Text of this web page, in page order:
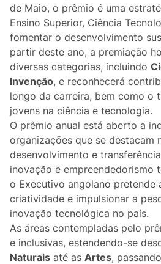
Indústria
Auto
Agricultura
Vozes Pontuais
Lifestyle
Casa
Fama
Figuras
Orgulho ou Vergonha?
de Maio, o prêmio é uma
Ensino Superior, Ciência
fomentar o desenvolvimento
partir deste ano, a premiação
diversas categorias, incluindo
Invenção, e reconhecerá
longo da carreira, bem como o
jovens na ciência e tecnologia.
O prêmio anual está aberto a
organizações que se destacam
desenvolvimento e
inovação e empreendedorismo
o Executivo angolano pretende
criatividade e impulsionar a
inovação tecnológica no país.
As áreas contempladas pelo
e inclusivas, estendendo-se
Naturaisaté as Artes,